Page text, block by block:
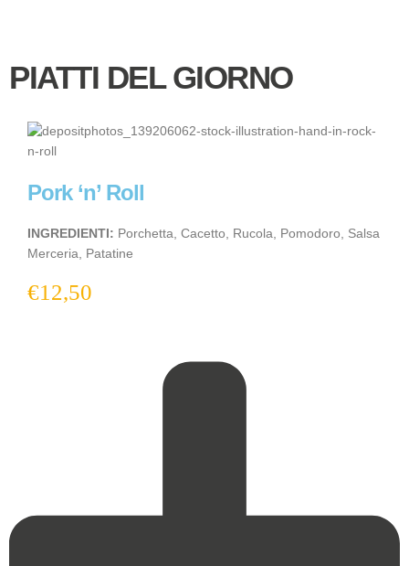
PIATTI DEL GIORNO
Pork ‘n’ Roll
INGREDIENTI: Porchetta, Cacetto, Rucola, Pomodoro, Salsa
Merceria, Patatine
€12,50